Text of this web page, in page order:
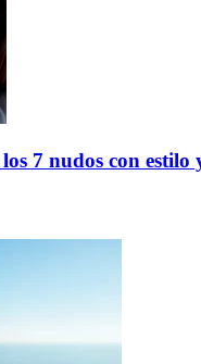
7 nudos con estilo